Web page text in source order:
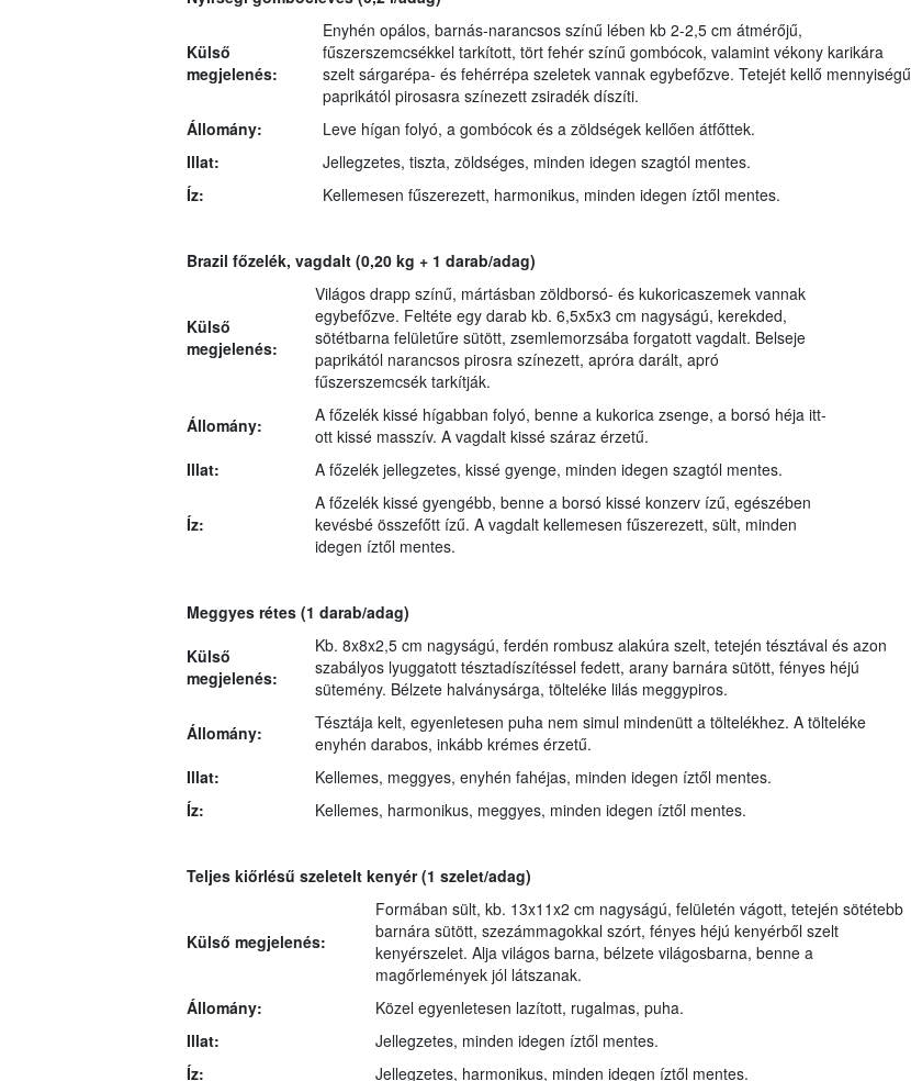
Külső
megjelenés:
Enyhén opálos, barnás-narancsos színű lében kb 2-2,5 cm átmérőjű,
fűszerszemcsékkel tarkított, tört fehér színű gombócok, valamint vékony karikára
szelt sárgarépa- és fehérrépa szeletek vannak egybefőzve. Tetejét kellő mennyiségű
paprikától pirosasra színezett zsiradék díszíti.
Állomány:
Leve hígan folyó, a gombócok és a zöldségek kellően átfőttek.
Illat:
Jellegzetes, tiszta, zöldséges, minden idegen szagtól mentes.
Íz:
Kellemesen fűszerezett, harmonikus, minden idegen íztől mentes.
Brazil főzelék, vagdalt (0,20 kg + 1 darab/adag)
Külső
megjelenés:
Világos drapp színű, mártásban zöldborsó- és kukoricaszemek vannak
egybefőzve. Feltéte egy darab kb. 6,5x5x3 cm nagyságú, kerekded,
sötétbarna felületűre sütött, zsemlemorzsába forgatott vagdalt. Belseje
paprikától narancsos pirosra színezett, apróra darált, apró
fűszerszemcsék tarkítják.
Állomány:
A főzelék kissé hígabban folyó, benne a kukorica zsenge, a borsó héja itt-
ott kissé masszív. A vagdalt kissé száraz érzetű.
Illat:
A főzelék jellegzetes, kissé gyenge, minden idegen szagtól mentes.
Íz:
A főzelék kissé gyengébb, benne a borsó kissé konzerv ízű, egészében
kevésbé összefőtt ízű. A vagdalt kellemesen fűszerezett, sült, minden
idegen íztől mentes.
Meggyes rétes (1 darab/adag)
Külső
megjelenés:
Kb. 8x8x2,5 cm nagyságú, ferdén rombusz alakúra szelt, tetején tésztával és azon
szabályos lyuggatott tésztadíszítéssel fedett, arany barnára sütött, fényes héjú
sütemény. Bélzete halványsárga, tölteléke lilás meggypiros.
Állomány:
Tésztája kelt, egyenletesen puha nem simul mindenütt a töltelékhez. A tölteléke
enyhén darabos, inkább krémes érzetű.
Illat:
Kellemes, meggyes, enyhén fahéjas, minden idegen íztől mentes.
Íz:
Kellemes, harmonikus, meggyes, minden idegen íztől mentes.
Teljes kiőrlésű szeletelt kenyér(1 szelet/adag)
Külső megjelenés:
Formában sült, kb. 13x11x2 cm nagyságú, felületén vágott, tetején sötétebb
barnára sütött, szezámmagokkal szórt, fényes héjú kenyérből szelt
kenyérszelet. Alja világos barna, bélzete világosbarna, benne a
magőrlemények jól látszanak.
Állomány:
Közel egyenletesen lazított, rugalmas, puha.
Illat:
Jellegzetes, minden idegen íztől mentes.
Íz:
Jellegzetes, harmonikus, minden idegen íztől mentes.